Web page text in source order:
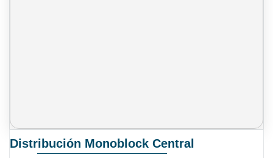
Distribución Monoblock Central